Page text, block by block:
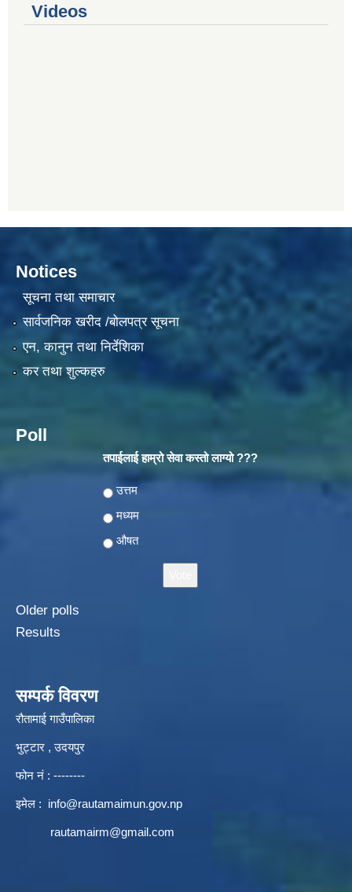
Videos
Notices
सूचना तथा समाचार
सार्वजनिक खरीद /बोलपत्र सूचना
एन, कानुन तथा निर्देशिका
कर तथा शुल्कहरु
Poll
तपाईलाई हाम्रो सेवा कस्तो लाग्यो ???
Choices
उत्तम
मध्यम
औषत
Older polls
Results
सम्पर्क विवरण
रौतामाई गाउँपालिका
भुट्टार , उदयपुर
फोन नं : --------
इमेल : info@rautamaimun.gov.np
rautamairm@gmail.com